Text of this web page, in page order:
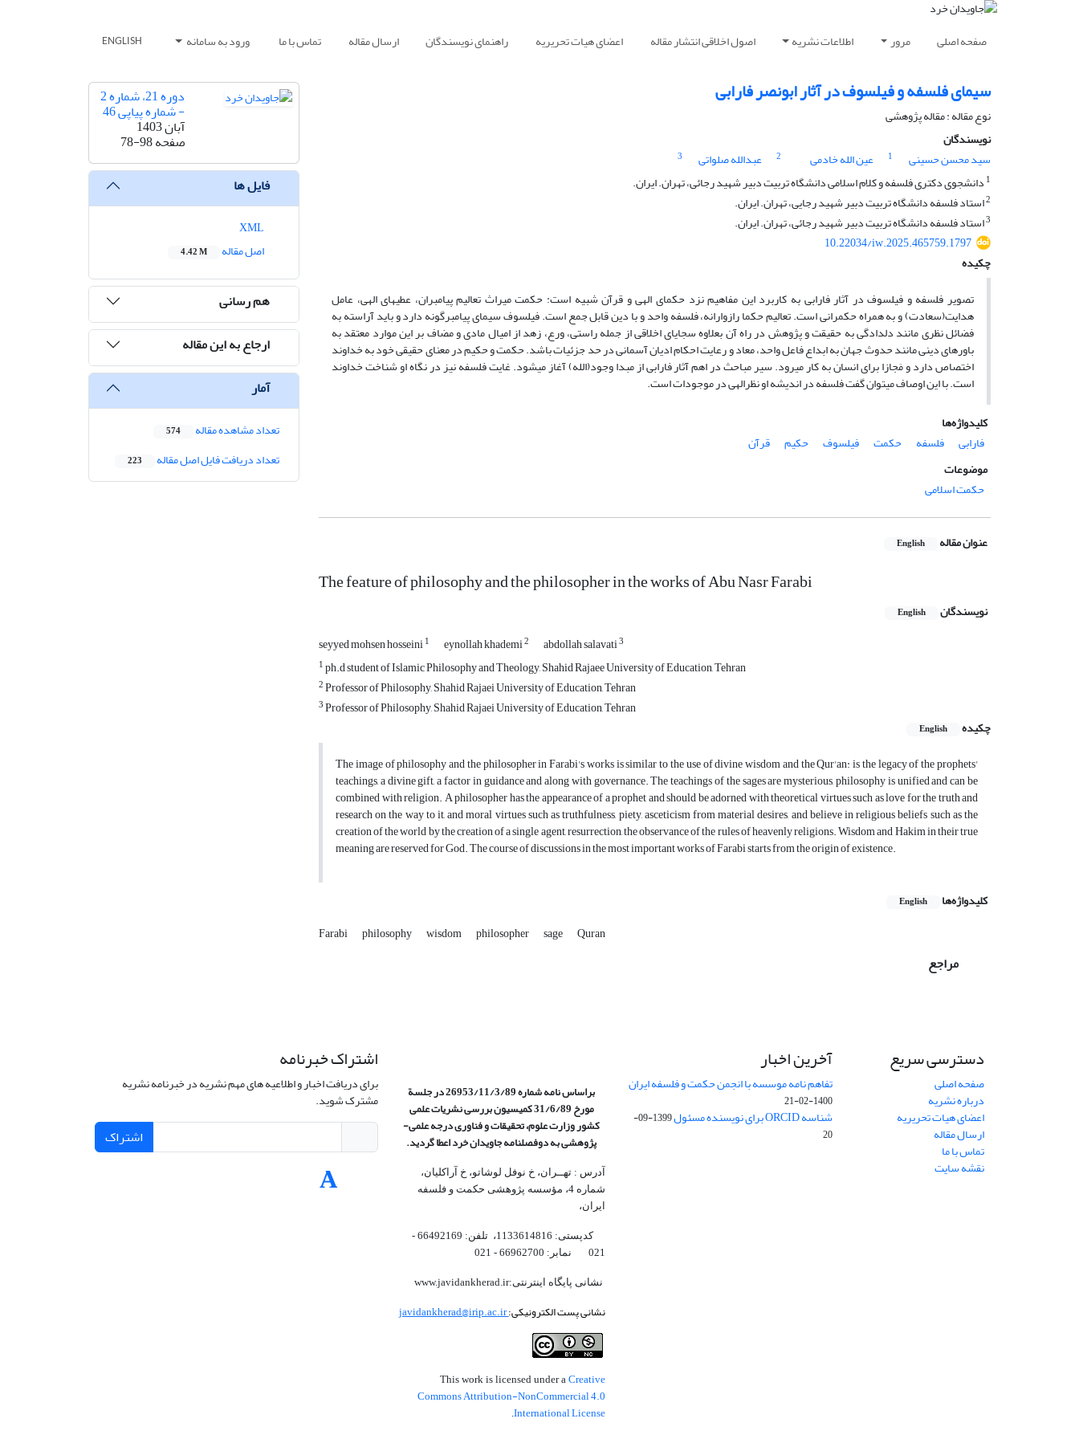
صفحه اصلی مرور اطلاعات نشریه اصول اخلاقی انتشار مقاله اعضای هیات تحریریه راهنمای نویسندگان ارسال مقاله تماس با ما ورود به سامانه ENGLISH
سیمای فلسفه و فیلسوف در آثار ابونصر فارابی
نوع مقاله : مقاله پژوهشی
نویسندگان
سید محسن حسینی
1 عین الله خادمی 2 عبدالله صلواتی
3
1 دانشجوی دکتری فلسفه و کلام اسلامی دانشگاه تربیت دبیر شهید رجائی، تهران. ایران.
2استاد فلسفه دانشگاه تربیت دبیر شهید رجایی، تهران. ایران.
3استاد فلسفه دانشگاه تربیت دبیر شهید رجائی، تهران. ایران.
10.22034/iw.2025.465759.1797
چکیده
تصویر فلسفه و فیلسوف در آثار فارابی به کاربرد این مفاهیم نزد حکمای الهی و قرآن شبیه است: حکمت میراث تعالیم پیامبران، عطیه‏ای الهی، عامل
هدایت(سعادت) و به همراه حکمرانی است. تعالیم حکما رازوارانه، فلسفه واحد و با دین قابل جمع است. فیلسوف سیمای پیامبرگونه دارد و باید آراسته به
فضائل نظری مانند دلدادگی به حقیقت و پژوهش در راه آن بعلاوه سجایای اخلاقی از جمله راستی، ورع، زهد از امیال مادی و مضاف بر این موارد معتقد به
باورهای دینی مانند حدوث جهان به ابداع فاعل واحد، معاد و رعایت احکام ادیان آسمانی در حد جزئیات باشد. حکمت و حکیم در معنای حقیقی خود به خداوند
اختصاص دارد و مَجازا برای انسان به کار می‏رود. سیر مباحث در اهم آثار فارابی از مبدا وجود(الله) آغاز می‏شود. غایت فلسفه نیز در نگاه او شناخت خداوند
است. با این اوصاف می‏توان گفت فلسفه در اندیشه او نظرالهی در موجودات است.
کلیدواژه‌ها
فارابی
فلسفه حکمت فیلسوف حکیم
قرآن
موضوعات
حکمت اسلامی
عنوان مقاله English
The feature of philosophy and the philosopher in the works of Abu Nasr Farabi
نویسندگان English
seyyed mohsen hosseini1 eynollah khademi2 abdollah salavati3
1ph.d student of Islamic Philosophy and Theology, Shahid Rajaee University of Education, Tehran
2Professor of Philosophy, Shahid Rajaei University of Education, Tehran
3Professor of Philosophy, Shahid Rajaei University of Education, Tehran
چکیده
English
The image of philosophy and the philosopher in Farabi's works is similar to the use of divine wisdom and the Qur'an: is the legacy of the prophets'
teachings, a divine gift, a factor in guidance and along with governance. The teachings of the sages are mysterious, philosophy is unified and can be
combined with religion. A philosopher has the appearance of a prophet and should be adorned with theoretical virtues such as love for the truth and
research on the way to it, and moral virtues such as truthfulness, piety, asceticism from material desires, and believe in religious beliefs such as the
creation of the world by the creation of a single agent, resurrection, the observance of the rules of heavenly religions. Wisdom and Hakim in their true
meaning are reserved for God. The course of discussions in the most important works of Farabi starts from the origin of existence.
کلیدواژه‌ها English
Farabi philosophy wisdom philosopher sage Quran
مراجع
دوره 21، شماره 2
- شماره پیاپی 46
آبان 1403
صفحه78-98
فایل ها
اصل مقاله
4.42 M
هم رسانی
ارجاع به این مقاله
آمار
تعداد مشاهده مقاله 574
تعداد دریافت فایل اصل مقاله 223
دسترسی سریع
صفحه اصلی
درباره نشریه
اعضای هیات تحریریه
ارسال مقاله
تماس با ما
نقشه سایت
آخرین اخبار
تفاهم نامه موسسه با انجمن حکمت و فلسفه ایران
1400-02-21
شناسه ORCID برای نویسنده مسئول
1399-09-
20
براساس نامه شماره 26953/11/3/89 در جلسة
مورخ 31/6/89 کمیسیون
بررسی نشریات علمی
کشور وزارت علوم، تحقیقات و فناوری درجه علمی‌-
پژوهشیبه دوفصلنامه جاویدان خرد اعطا گردید.
آدرس : تهــران، خ نوفل لوشاتو، خ آراکلیان،
شماره 4،‌ مؤسسه پژوهشی حکمت و فلسفه
ایران،‌
کدپستی: 1133614816، تلفن: 66492169 -
021 نمابر: 66962700 - 021
نشانی پایگاه اینترنتی:www.javidankherad.ir
نشانی پست الکترونیکی:javidankherad@irip.ac.ir
This work is licensed under aCreative
Commons Attribution-NonCommercial 4.0
International License
.
اشتراک خبرنامه
برای دریافت اخبار و اطلاعیه های مهم نشریه در خبرنامه نشریه
مشترک شوید.
اشتراک